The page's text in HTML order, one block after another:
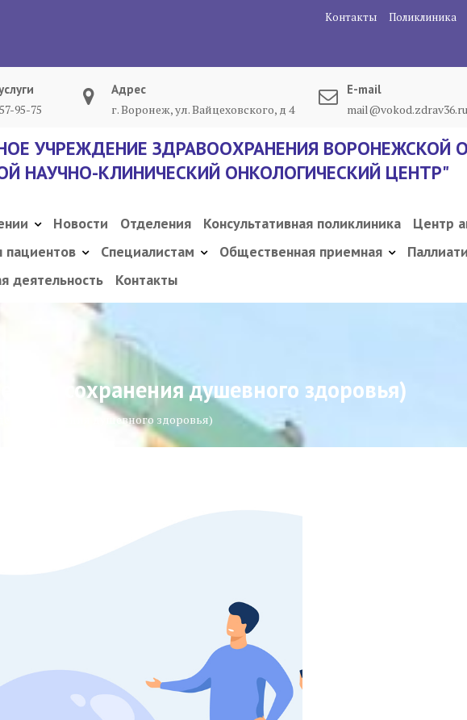
Контакты Поликлиника
95-75
Адрес
г. Воронеж, ул. Вайцеховского, д 4
E-mail
mail@vokod.zdrav36.ru
УЧРЕЖДЕНИЕ ЗДРАВООХРАНЕНИЯ ВОРОНЕЖСКОЙ
НАУЧНО-КЛИНИЧЕСКИЙ ОНКОЛОГИЧЕСКИЙ ЦЕНТР"
Новости Отделения Консультативная поликлиника
Центр
пациентов Специалистам Общественная приемная
деятельность
Контакты
сохранения душевного здоровья)
сохранения душевного здоровья)